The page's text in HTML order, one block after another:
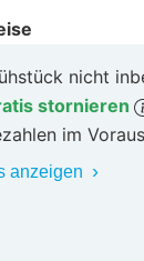
nicht
stornieren
im Voraus
anzeigen